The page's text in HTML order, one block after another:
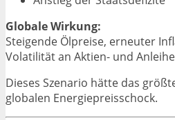
Globale Wirkung:
Steigende Ölpreise, erneuter
Volatilität an Aktien- und
Dieses Szenario hätte das
globalen Energiepreisschock.